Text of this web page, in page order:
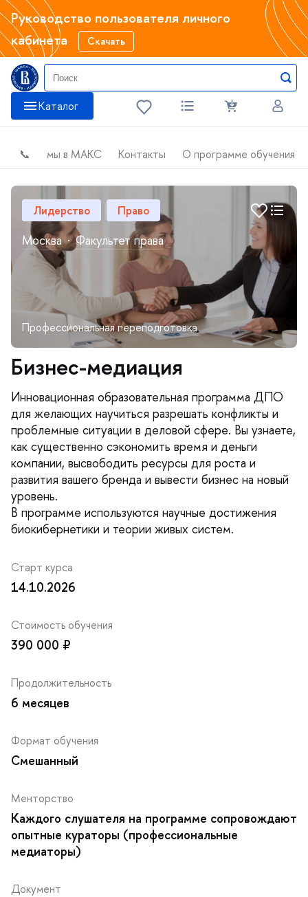
Руководство пользователя личного
кабинета
Скачать
Катало
📞 мы в МАКС Контакты О программе обучения
Лидерство Право
Москва · Факультет права
Бизнес-медиация
Инновационная образовательная программа ДПО
для желающих научиться разрешать конфликты и
проблемные ситуации в деловой сфере. Вы узнаете,
как существенно сэкономить время и деньги
компании, высвободить ресурсы для роста и
развития вашего бренда и вывести бизнес на новый
уровень.
программе используются научные достижения
иокибернетики и теории живых систем.
Старт курса
14.10.2026
Стоимость обучения
390 000 ₽
Продолжительность
6 месяце
Формат обучения
Смешанный
Менторство
Каждого слушателя на программе сопровождают
опытные кураторы (профессиональные
медиаторы)
Документ